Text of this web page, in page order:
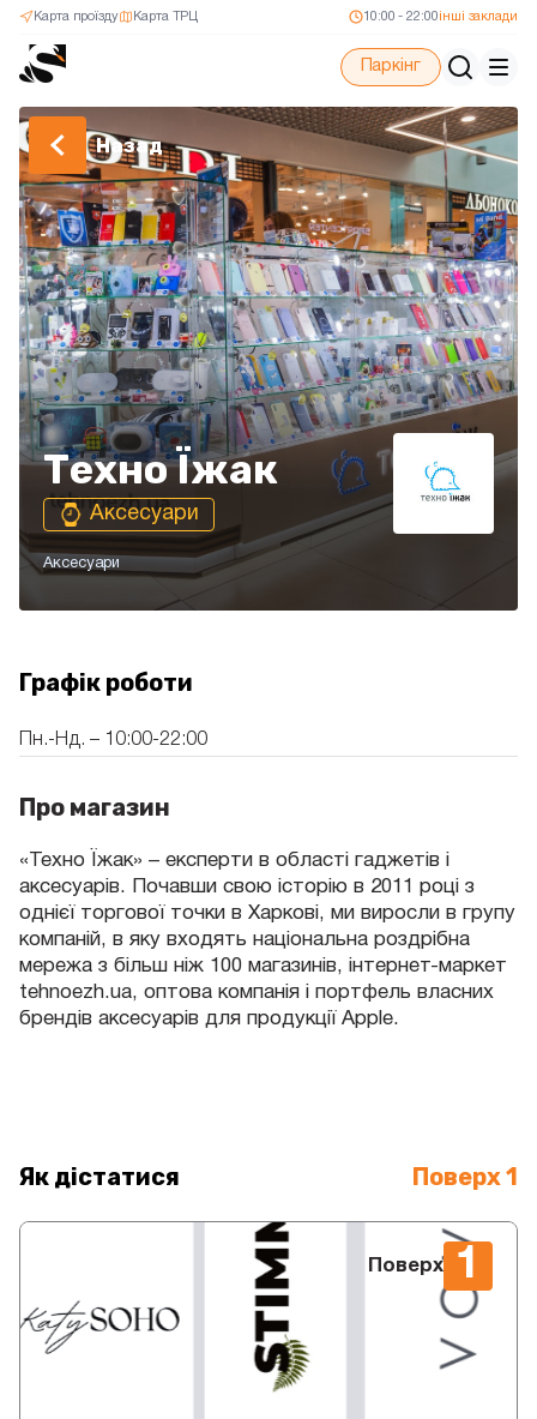
Карта ТРЦ
Карта проїзду 10:00 - 22:00 інші заклади
Паркінг
Назад
Техно Їжак
Аксесуари
Аксесуари
Графік роботи
Пн.-Нд. – 10:00-22:00
Про магазин
«Техно Їжак» – експерти в області гаджетів і
аксесуарів. Почавши свою історію в 2011 році з
однієї торгової точки в Харкові, ми виросли в групу
компаній, в яку входять національна роздрібна
мережа з більш ніж 100 магазинів, інтернет-маркет
tehnoezh.ua, оптова компанія і портфель власних
брендів аксесуарів для продукції Apple.
Як дістатися Поверх 1
Поверх 1